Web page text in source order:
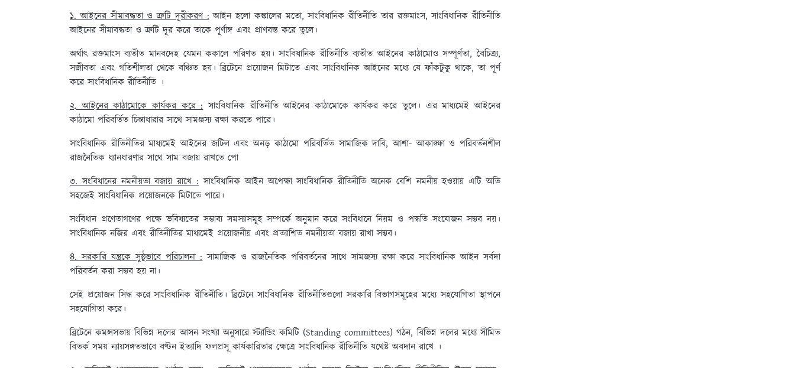
১. আইনের সীমাবদ্ধতা ও ত্রুটি দূরীকরণ :আইন হলো কঙ্কালের মতো, সাংবিধানিক রীতিনীতি তার রক্তমাংস, সাংবিধানিক রীতিনীতি
আইনের সীমাবদ্ধতা ও ত্রুটি দূর করে তাকে পূর্ণাঙ্গ এবং প্রাণবন্ত করে তুলে।
অর্থাৎ রক্তমাংস ব্যতীত মানবদেহ যেমন ককালে পরিণত হয়। সাংবিধানিক রীতিনীতি ব্যতীত আইনের কাঠামোও সম্পূর্ণতা, বৈচিত্র্য,
সজীবতা এবং গতিশীলতা থেকে বঞ্চিত হয়। ব্রিটেনে প্রয়োজন মিটাতে এবং সাংবিধানিক আইনের মধ্যে যে ফাঁকটুকু থাকে, তা পূর্ণ
করে সাংবিধানিক রীতিনীতি ।
২. আইনের কাঠামোকে কার্যকর করে :সাংবিধানিক রীতিনীতি আইনের কাঠামোকে কার্যকর করে তুলে। এর মাধ্যমেই আইনের
কাঠামো পরিবর্তিত চিন্তাধারার সাথে সামঞ্জস্য রক্ষা করতে পারে।
সাংবিধানিক রীতিনীতির মাধ্যমেই আইনের জটিল এবং অনড় কাঠামো পরিবর্তিত সামাজিক দাবি, আশা- আকাঙ্ক্ষা ও পরিবর্তনশীল
রাজনৈতিক ধ্যানধারণার সাথে সাম বজায় রাখতে পাে
৩. সংবিধানের নমনীয়তা বজায় রাখে : সাংবিধানিক আইন অপেক্ষা সাংবিধানিক রীতিনীতি অনেক বেশি নমনীয় হওয়ায় এটি অতি
সহজেই সাংবিধানিক প্রয়োজনকে মিটাতে পারে।
সংবিধান প্রণেতাগণের পক্ষে ভবিষ্যতের সম্ভাব্য সমস্যাসমূহ সম্পর্কে অনুমান করে সংবিধানে নিয়ম ও পদ্ধতি সংযোজন সম্ভব নয়।
সাংবিধানিক নজির এবং রীতিনীতির মাধ্যমেই প্রয়োজনীয় এবং প্রত্যাশিত নমনীয়তা বজায় রাখা সম্ভব।
৪. সরকারি যন্ত্রকে সুষ্ঠুভাবে পরিচালনা :সামাজিক ও রাজনৈতিক পরিবর্তনের সাথে সামজস্য রক্ষা করে সাংবিধানিক আইন সর্বদা
পরিবর্তন করা সম্ভব হয় না।
সেই প্রয়োজন সিদ্ধ করে সাংবিধানিক রীতিনীতি। ব্রিটেনে সাংবিধানিক রীতিনীতিগুলো সরকারি বিভাগসমূহের মধ্যে সহযোগিতা স্থাপনে
সহযোগিতা করে।
ব্রিটেনে কমন্সসভায় বিভিন্ন দলের আসন সংখ্যা অনুসারে স্ট্যান্ডিং কমিটি (Standing committees) গঠন, বিভিন্ন দলের মধ্যে সীমিত
বিতর্ক সময় ন্যায়সঙ্গতভাবে বণ্টন ইত্যাদি ফলপ্রসূ কার্যকারিতার ক্ষেত্রে সাংবিধানিক রীতিনীতি যথেষ্ট অবদান রাখে ।